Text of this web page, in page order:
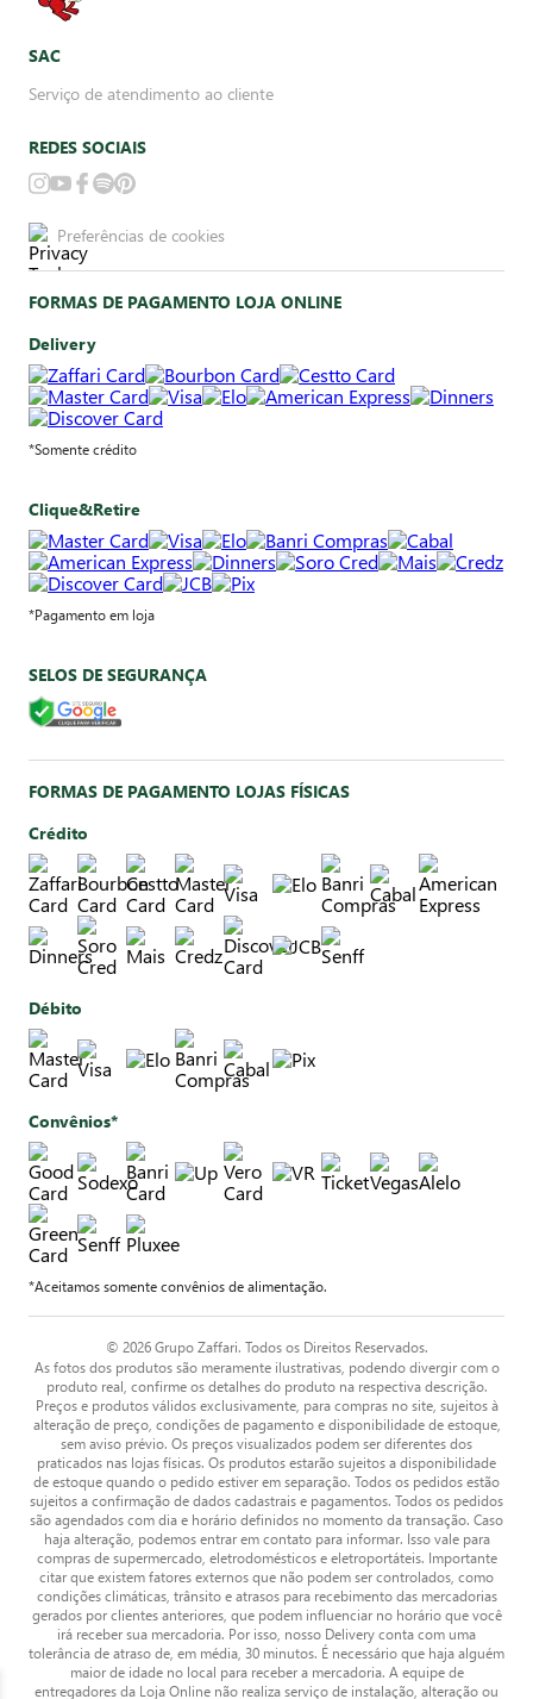
SAC
Serviço de atendimento ao cliente
REDES SOCIAIS
Preferências de cookies
FORMAS DE PAGAMENTO LOJA ONLINE
Delivery
*Somente crédito
Clique&Retire
*Pagamento em loja
SELOS DE SEGURANÇA
FORMAS DE PAGAMENTO LOJAS FÍSICAS
Crédito
Débito
Convênios*
*Aceitamos somente convênios de alimentação.
© 2026 Grupo Zaffari. Todos os Direitos Reservados.
As fotos dos produtos são meramente ilustrativas, podendo divergir com o
produto real, confirme os detalhes do produto na respectiva descrição.
Preços e produtos válidos exclusivamente, para compras no site, sujeitos à
alteração de preço, condições de pagamento e disponibilidade de estoque,
sem aviso prévio. Os preços visualizados podem ser diferentes dos
praticados nas lojas físicas. Os produtos estarão sujeitos a disponibilidade
de estoque quando o pedido estiver em separação. Todos os pedidos estão
sujeitos a confirmação de dados cadastrais e pagamentos. Todos os pedidos
são agendados com dia e horário definidos no momento da transação. Caso
haja alteração, podemos entrar em contato para informar. Isso vale para
compras de supermercado, eletrodomésticos e eletroportáteis. Importante
citar que existem fatores externos que não podem ser controlados, como
condições climáticas, trânsito e atrasos para recebimento das mercadorias
gerados por clientes anteriores, que podem influenciar no horário que você
irá receber sua mercadoria. Por isso, nosso Delivery conta com uma
tolerância de atraso de, em média, 30 minutos. É necessário que haja alguém
maior de idade no local para receber a mercadoria. A equipe de
entregadores da Loja Online não realiza serviço de instalação, alteração ou